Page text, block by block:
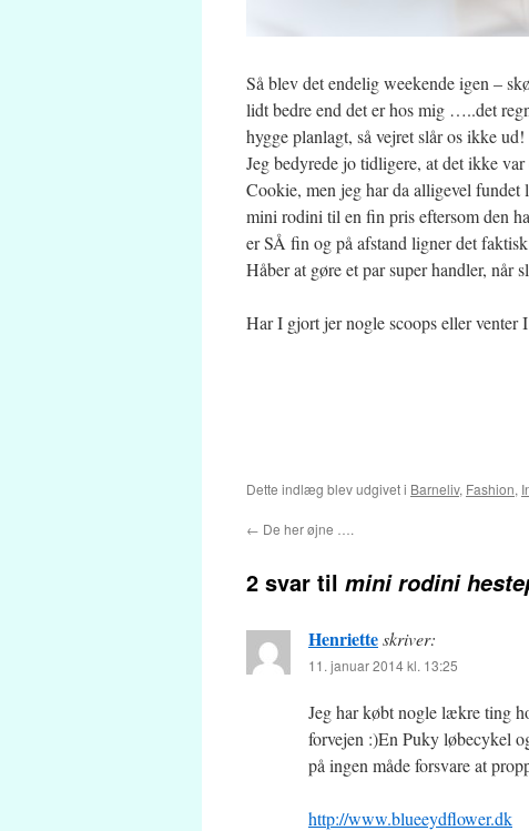
Så blev det endelig weekende igen –
lidt bedre end det er hos mig …..det
hygge planlagt, så vejret slår os ikke
Jeg bedyrede jo tidligere, at det ikke
Cookie, men jeg har da alligevel fundet
mini rodini til en fin pris eftersom den
er SÅ fin og på afstand ligner det
Håber at gøre et par super handler,
Har I gjort jer nogle scoops eller venter
Dette indlæg blev udgivet i Barneliv, Fashion,
← De her øjne ….
2 svar til mini rodini
Henrietteskriver:
11. januar 2014 kl. 13:25
Jeg har købt nogle lækre ting
forvejen :)En Puky løbecykel
på ingen måde forsvare at
http://www.blueeydflower.dk